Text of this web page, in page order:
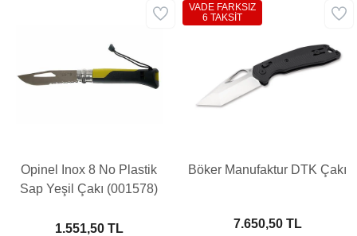
Opinel Inox 8 No Plastik
Sap Yeşil Çakı (001578)
1.551,50 TL
Böker Manufaktur DTK Çakı
7.650,50 TL
VADE FARKSIZ
6 TAKSİT